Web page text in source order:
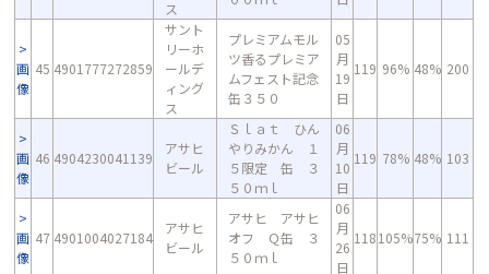
ス
画
像
45 4901777272859
サント
リーホ
ールデ
ィング
ス
プレミアムモル
ツ香るプレミア
ムフェスト記念
缶３５０
05
月
19
日
119 96% 48% 200
画
像
46 4904230041139
アサヒ
ビール
Ｓｌａｔ ひん
やりみかん １
５限定 缶 ３
５０ｍｌ
06
月
10
日
119 78% 48% 103
画
像
47 4901004027184
アサヒ
ビール
アサヒ アサヒ
オフ Ｑ缶 ３
５０ｍｌ
06
月
26
日
118105%75% 111